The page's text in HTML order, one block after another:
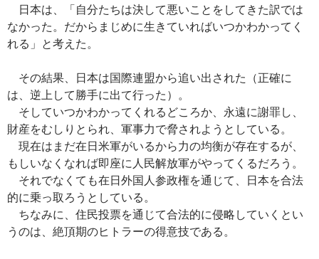
日本は、「自分たちは決して悪いことをしてきた訳では
なかった。だからまじめに生きていればいつかわかってく
れる」と考えた。
その結果、日本は国際連盟から追い出された（正確に
は、逆上して勝手に出て行った）。
そしていつかわかってくれるどころか、永遠に謝罪し、
財産をむしりとられ、軍事力で脅されようとしている。
現在はまだ在日米軍がいるから力の均衡が存在するが、
もしいなくなれば即座に人民解放軍がやってくるだろう。
それでなくても在日外国人参政権を通じて、日本を合法
的に乗っ取ろうとしている。
ちなみに、住民投票を通じて合法的に侵略していくとい
うのは、絶頂期のヒトラーの得意技である。